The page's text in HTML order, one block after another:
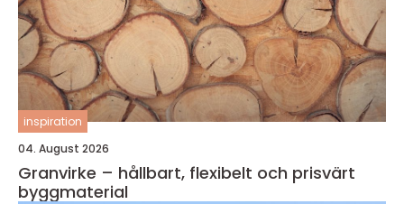
inspiration
04. August 2026
Granvirke – hållbart, flexibelt och prisvärt
byggmaterial